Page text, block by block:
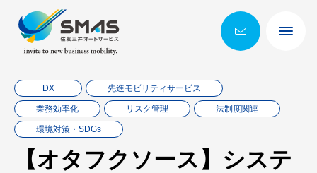
DX 先進モビリティサービス
業務効率化 リスク管理 法制度関連
環境対策・SDGs
【オタフクソース】システ